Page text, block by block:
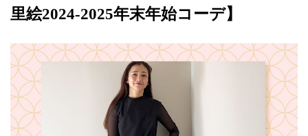
里絵2024-2025年末年始コーデ】